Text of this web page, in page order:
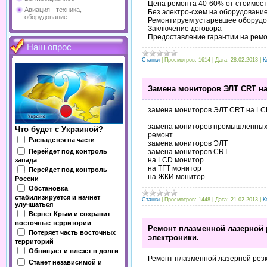
Авиация - техника,
оборудование
Наш опрос
Что будет с Украиной?
Распадется на части
Перейдет под контроль
запада
Перейдет под контроль
России
Обстановка
стабилизируется и начнет
улучшаться
Вернет Крым и сохранит
восточные территории
Потеряет часть восточных
территорий
Обнищает и влезет в долги
Станет независимой и
Цена ремонта 40-60% от
Без электро-схем на
Ремонтируем устаревшее
Заключение договора
Предоставление гарантии на
Станки Просмотров: 1614 Дата: 28.02.2013
Замена мониторов ЭЛТ CRT
замена мониторов ЭЛТ CRT на
замена мониторов
ремонт
замена мониторов ЭЛТ
замена мониторов CRT
на LCD монитор
на TFT монитор
на ЖКИ монитор
Станки Просмотров: 1448 Дата: 21.02.2013
Ремонт плазменной лазерной
электроники.
Ремонт плазменной лазерной